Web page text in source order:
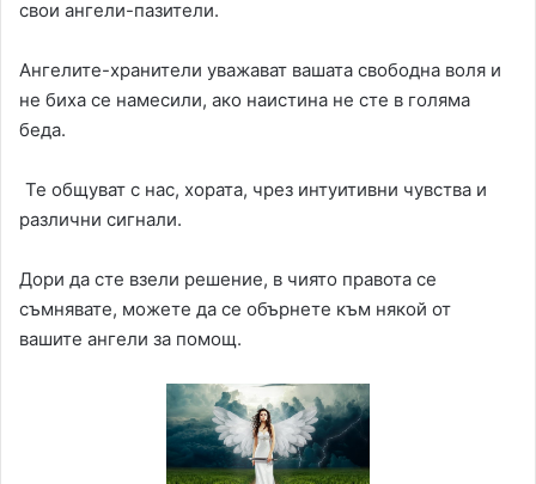
свои ангели-пазители.
Ангелите-хранители уважават вашата свободна воля и
не биха се намесили, ако наистина не сте в голяма
беда.
Те общуват с нас, хората, чрез интуитивни чувства и
различни сигнали.
Дори да сте взели решение, в чиято правота се
съмнявате, можете да се обърнете към някой от
вашите ангели за помощ.